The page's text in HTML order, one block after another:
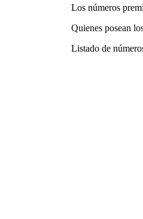
Los números
Quienes posean
Listado de